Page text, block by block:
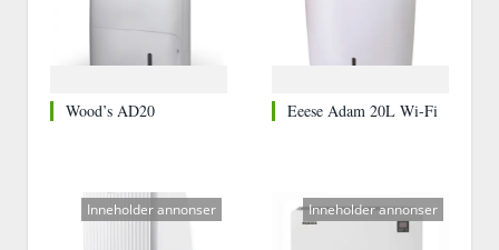
Wood’s AD20 Eeese Adam 20L Wi-Fi
Inneholder annonser Inneholder annonser